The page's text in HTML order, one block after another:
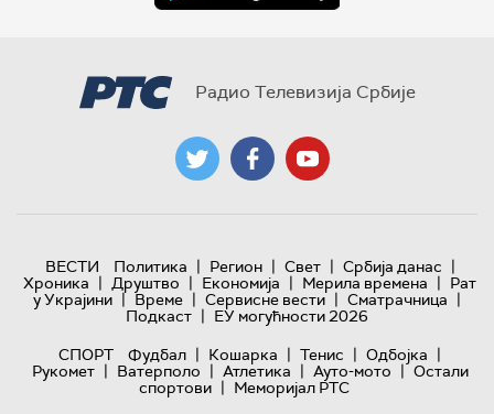
Радио Телевизија Србије
ВЕСТИ Политика | Регион | Свет | Србија данас |
Хроника | Друштво | Економија | Мерила времена | Рат
у Украјини | Време | Сервисне вести | Сматрачница |
Подкаст | ЕУ могућности 2026
СПОРТ
Фудбал | Кошарка | Тенис | Одбојка |
Рукомет | Ватерполо | Атлетика | Ауто-мото | Остали
спортови | Меморијал РТС